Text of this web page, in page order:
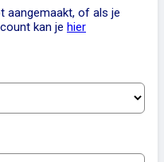
aangemaakt, of als je
kan je hier